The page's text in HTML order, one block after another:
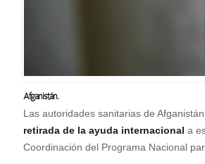
Afganistán.
L as autoridades sanitarias de
retirada de la ayuda internacional a
Coordinación del Programa Nacional